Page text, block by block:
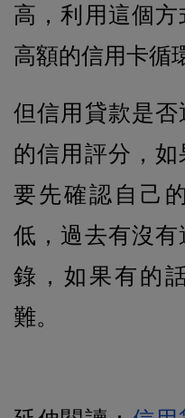
高，利用這個
高額的信用卡循
但信用貸款是
的信用評分，如
要先確認自己
低，過去有沒
錄，如果有的
難。